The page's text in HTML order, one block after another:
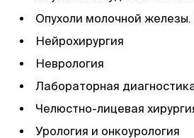
Опухоли молочной железы.
Нейрохирургия
Неврология
Лабораторная
Челюстно-лицевая
Урология и онкоурология